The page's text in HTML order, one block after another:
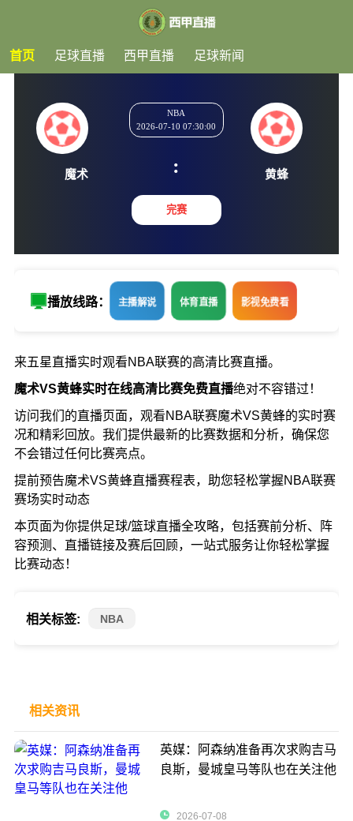
首页 足球直播 西甲直播 足球新闻
NBA
2026-07-10 07:30:00
:
完赛
播放线路： 主播解说 体育直播 影视免费看
来五星直播实时观看NBA联赛的高清比赛直播。
魔术VS黄蜂实时在线高清比赛免费直播绝对不容错过！
访问我们的直播页面，观看NBA联赛魔术VS黄蜂的实时赛
况和精彩回放。我们提供最新的比赛数据和分析，确保您
不会错过任何比赛亮点。
提前预告魔术VS黄蜂直播赛程表，助您轻松掌握NBA联赛
赛场实时动态
本页面为你提供足球/篮球直播全攻略，包括赛前分析、阵
容预测、直播链接及赛后回顾，一站式服务让你轻松掌握
比赛动态！
相关标签: NBA
相关资讯
英媒：阿森纳准备再次求购吉马
良斯，曼城皇马等队也在关注他
2026-07-08